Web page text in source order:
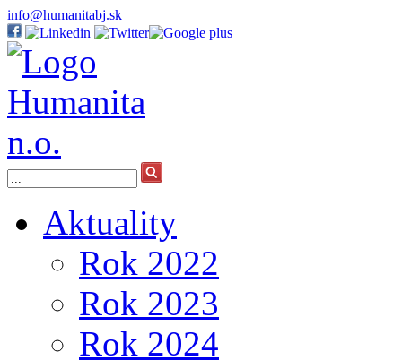
info@humanitabj.sk
Aktuality
Rok 2022
Rok 2023
Rok 2024